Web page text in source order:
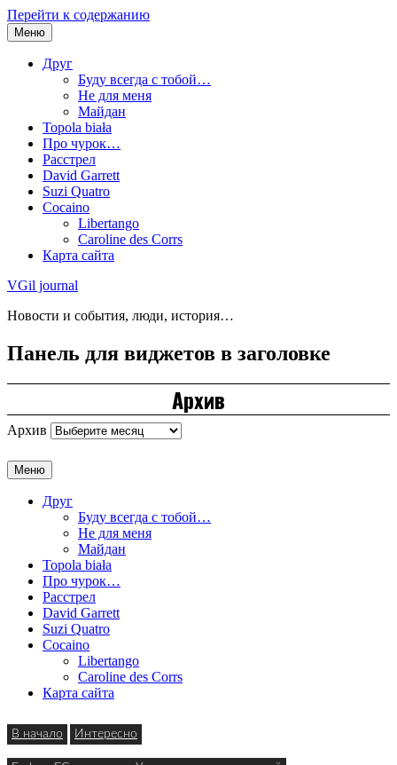
Перейти к содержанию
Меню
Друг
Буду всегда с тобой…
Не для меня
Майдан
Topola biała
Про чурок…
Расстрел
David Garrett
Suzi Quatro
Cocaino
Libertango
Caroline des Corrs
Карта сайта
VGil journal
Новости и события, люди, история…
Панель для виджетов в заголовке
Архив
Архив
Меню
Друг
Буду всегда с тобой…
Не для меня
Майдан
Topola biała
Про чурок…
Расстрел
David Garrett
Suzi Quatro
Cocaino
Libertango
Caroline des Corrs
Карта сайта
В начало Интересно